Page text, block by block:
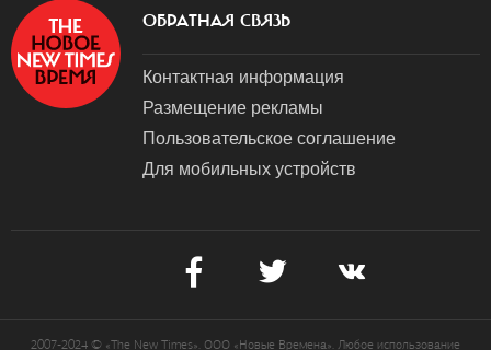
ОБРАТНАЯ СВЯЗЬ
Контактная информация
Размещение рекламы
Пользовательское соглашение
Для мобильных устройств
2007-2024 © «The New Times». ООО «Новые Времена». Любое использование